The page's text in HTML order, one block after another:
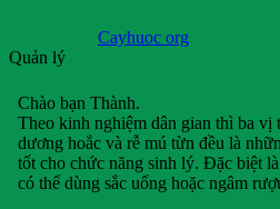
Cayhuoc org
Quản lý
Chào bạn Thành.
Theo kinh nghiệm dân gian thì ba vị
dương hoắc và rễ mú từn đều là
tốt cho chức năng sinh lý. Đặc biệt
có thể dùng sắc uống hoặc ngâm